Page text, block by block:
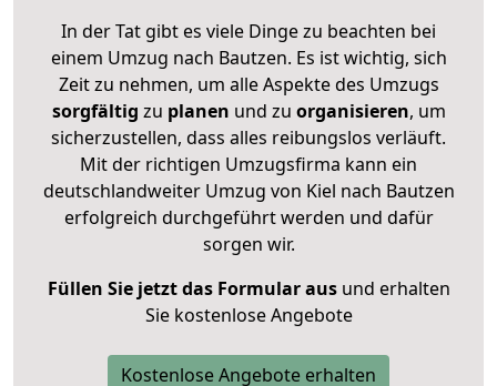
In der Tat gibt es viele Dinge zu beachten bei
einem Umzug nach Bautzen. Es ist wichtig, sich
Zeit zu nehmen, um alle Aspekte des Umzugs
sorgfältig zu planen und zu organisieren, um
sicherzustellen, dass alles reibungslos verläuft.
Mit der richtigen Umzugsfirma kann ein
deutschlandweiter Umzug von Kiel nach Bautzen
erfolgreich durchgeführt werden und dafür
sorgen wir.
Füllen Sie jetzt das Formular ausund erhalten
Sie kostenlose Angebote
Kostenlose Angebote erhalten